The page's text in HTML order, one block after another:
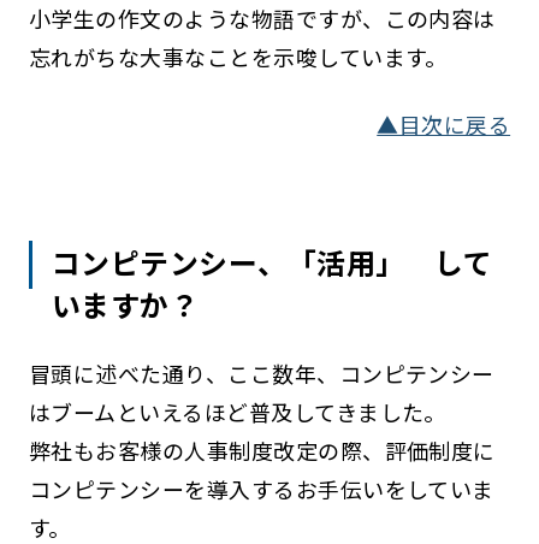
小学生の作文のような物語ですが、この内容は
忘れがちな大事なことを示唆しています。
▲目次に戻る
コンピテンシー、「活用」 して
いますか？
冒頭に述べた通り、ここ数年、コンピテンシー
はブームといえるほど普及してきました。
弊社もお客様の人事制度改定の際、評価制度に
コンピテンシーを導入するお手伝いをしていま
す。